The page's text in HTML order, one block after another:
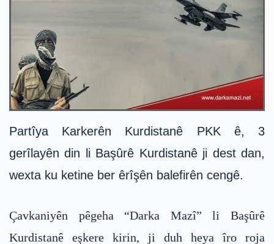
Partîya Karkerên Kurdistanê PKK ê, 3
gerîlayên din li Başûrê Kurdistanê ji dest dan,
wexta ku ketine ber êrîşên balefirên cengê.
Çavkaniyên pêgeha “Darka Mazî” li Başûrê
Kurdistanê eşkere kirin, ji duh heya îro roja